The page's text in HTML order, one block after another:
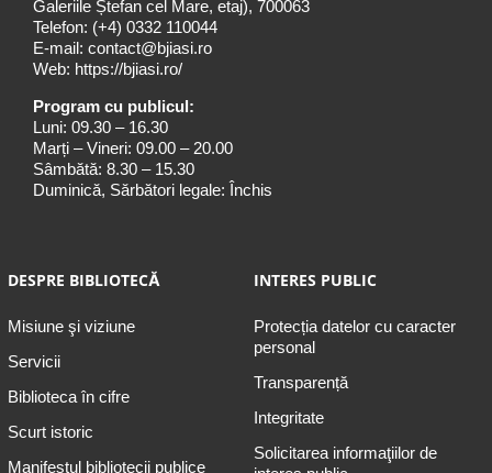
Galeriile Ștefan cel Mare, etaj), 700063
Telefon: (+4) 0332 110044
E-mail: contact@bjiasi.ro
Web: https://bjiasi.ro/
Program cu publicul:
Luni: 09.30 – 16.30
Marți – Vineri: 09.00 – 20.00
Sâmbătă: 8.30 – 15.30
Duminică, Sărbători legale: Închis
DESPRE BIBLIOTECĂ
Misiune şi viziune
Servicii
Biblioteca în cifre
Scurt istoric
Manifestul bibliotecii publice
INTERES PUBLIC
Protecția datelor cu caracter
personal
Transparență
Integritate
Solicitarea informaţiilor de